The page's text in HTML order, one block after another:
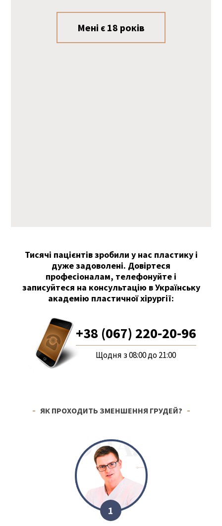
Мені є 18 років
Тисячі пацієнтів зробили у нас пластику і
дуже задоволені. Довіртеся
професіоналам, телефонуйте і
записуйтеся на консультацію в Українську
академію пластичної хірургії:
+38 (067) 220-20-96
Щодня з 08:00 до 21:00
ЯК ПРОХОДИТЬ ЗМЕНШЕННЯ ГРУДЕЙ?
1